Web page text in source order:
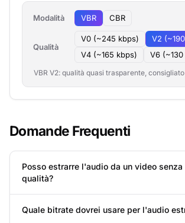
Modalità VBR CBR
Qualità
V0 (~245 kbps)
V2
V4 (~165 kbps)
V6
VBR V2: qualità quasi trasparente,
Domande Frequenti
Posso estrarre l'audio da un video senza
qualità?
Quale bitrate dovrei usare per l'audio